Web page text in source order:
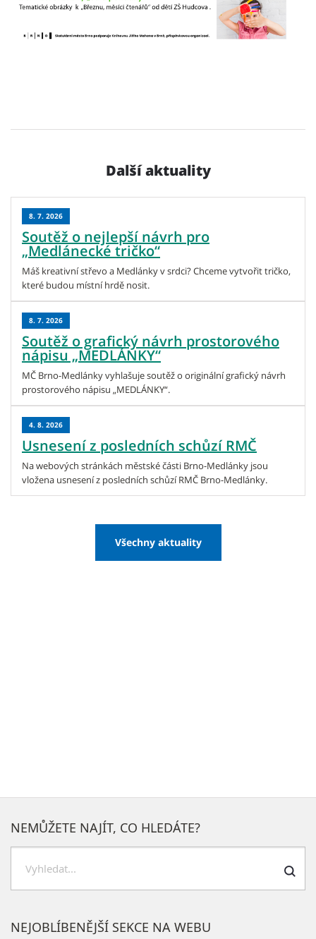
Další aktuality
8. 7. 2026
Soutěž o nejlepší návrh pro
„Medlánecké tričko“
Máš kreativní střevo a Medlánky v srdci? Chceme vytvořit tričko,
které budou místní hrdě nosit.
8. 7. 2026
Soutěž o grafický návrh prostorového
nápisu „MEDLÁNKY“
MČ Brno-Medlánky vyhlašuje soutěž o originální grafický návrh
prostorového nápisu „MEDLÁNKY“.
4. 8. 2026
Usnesení z posledních schůzí RMČ
Na webových stránkách městské části Brno-Medlánky jsou
vložena usnesení z posledních schůzí RMČ Brno-Medlánky.
Všechny aktuality
NEJOBLÍBENĚJŠÍ SEKCE NA WEBU
NEMŮŽETE NAJÍT, CO HLEDÁTE?